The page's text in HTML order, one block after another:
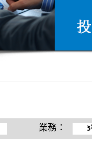
業務：